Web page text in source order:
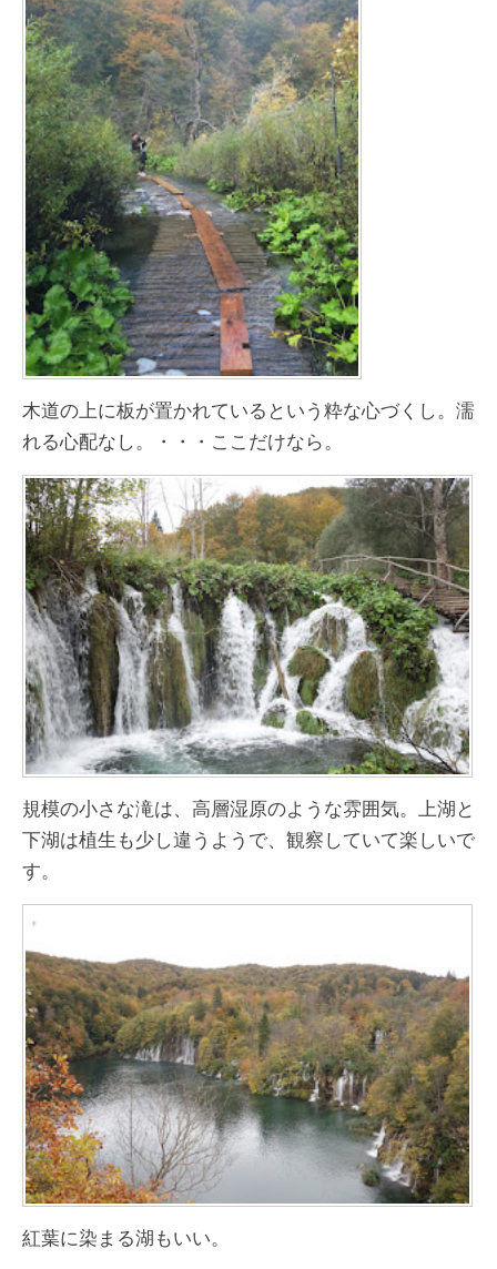
木道の上に板が置かれているという粋な心づくし。濡
れる心配なし。・・・ここだけなら。
規模の小さな滝は、高層湿原のような雰囲気。上湖と
下湖は植生も少し違うようで、観察していて楽しいで
す。
紅葉に染まる湖もいい。